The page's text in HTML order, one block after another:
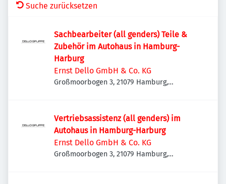
Suche zurücksetzen
Sachbearbeiter (all genders) Teile &
Zubehör im Autohaus in Hamburg-
Harburg
Ernst Dello GmbH & Co. KG
Großmoorbogen 3, 21079 Hamburg,
Vertriebsassistenz (all genders) im
Autohaus in Hamburg-Harburg
Ernst Dello GmbH & Co. KG
Großmoorbogen 3, 21079 Hamburg,